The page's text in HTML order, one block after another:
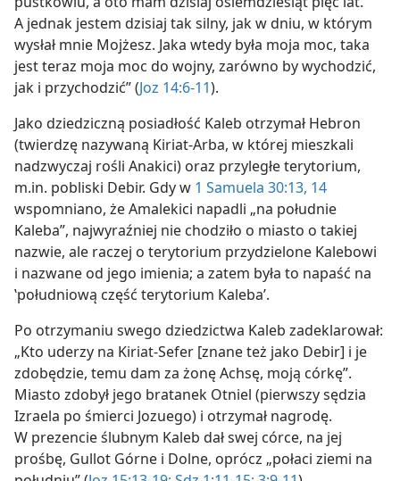
A jednak jestem dzisiaj tak silny, jak w dniu, w którym
wysłał mnie Mojżesz. Jaka wtedy była moja moc, taka
jest teraz moja moc do wojny, zarówno by wychodzić,
jak i przychodzić” (Joz 14:6-11).
Jako dziedziczną posiadłość Kaleb otrzymał Hebron
(twierdzę nazywaną Kiriat-Arba, w której mieszkali
nadzwyczaj rośli Anakici) oraz przyległe terytorium,
m.in. pobliski Debir. Gdy w 1 Samuela 30:13, 14
wspomniano, że Amalekici napadli „na południe
Kaleba”, najwyraźniej nie chodziło o miasto o takiej
nazwie, ale raczej o terytorium przydzielone Kalebowi
i nazwane od jego imienia; a zatem była to napaść na
‛południową część terytorium Kaleba’.
Po otrzymaniu swego dziedzictwa Kaleb zadeklarował:
„Kto uderzy na Kiriat-Sefer [znane też jako Debir] i je
zdobędzie, temu dam za żonę Achsę, moją córkę”.
Miasto zdobył jego bratanek Otniel (pierwszy sędzia
Izraela po śmierci Jozuego) i otrzymał nagrodę.
W prezencie ślubnym Kaleb dał swej córce, na jej
prośbę, Gullot Górne i Dolne, oprócz „połaci ziemi na